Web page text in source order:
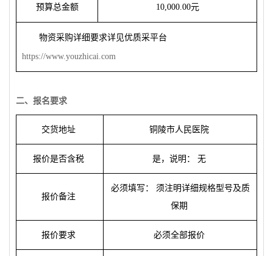
预算总金额 10,000.00元
物资采购详细要求详见优质采平台
https://www.youzhicai.com
二、 报名要求
交货地址 铜 陵市人民医院
报价是否含税 是， 说明： 无
报价备注
必须填写： 须注明详细规格型号及质
保期
报价要求 必须全部报价